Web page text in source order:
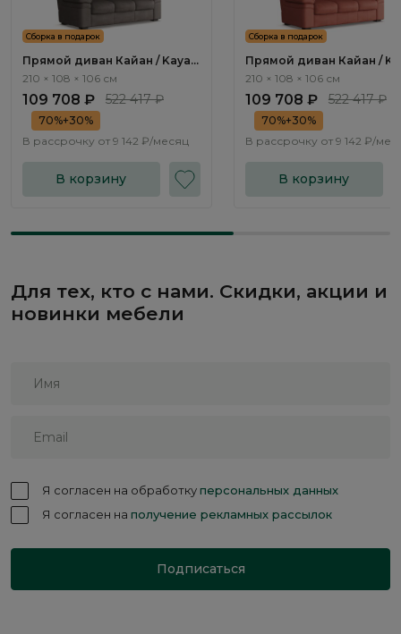
Сборка в подарок
Прямой диван Кайан / Kayan
ММ111.14 с механизмом
210 × 108 × 106 см
109 708 ₽ 522 417 ₽
70%+30%
В рассрочку от 9 142 ₽/месяц
В корзину
Сборка в подарок
Прямой диван Кайан /
ММ111.15 с механизмом
210 × 108 × 106 см
109 708 ₽ 522 417 ₽
70%+30%
В рассрочку от 9 142 ₽/
В корзину
Для тех, кто с нами. Скидки, акции и
новинки мебели
Я согласен на обработкуперсональных данных
Я согласен на получение рекламных рассылок
Подписаться